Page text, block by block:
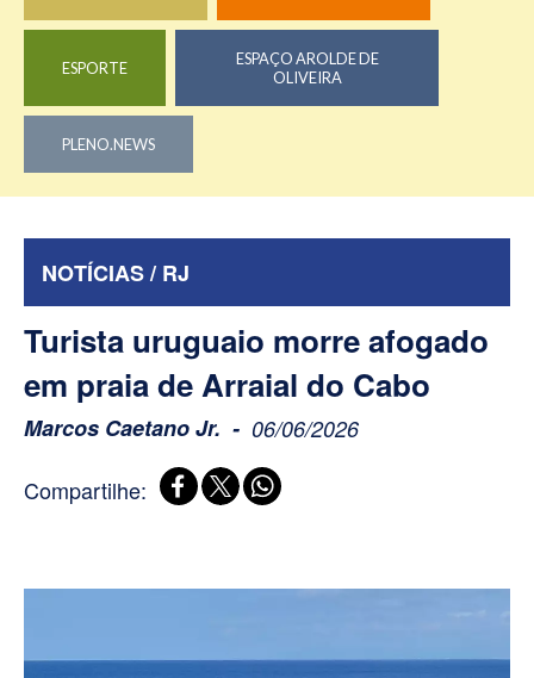
ESPORTE
ESPAÇO AROLDE DE
OLIVEIRA
PLENO.NEWS
NOTÍCIAS / RJ
Turista uruguaio morre afogado
em praia de Arraial do Cabo
Marcos Caetano Jr. 06/06/2026
Compartilhe: